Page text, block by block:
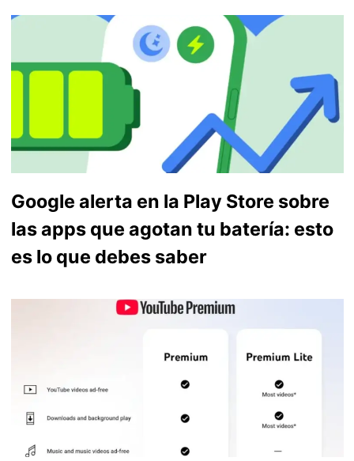
Google alerta en la Play Store sobre
las apps que agotan tu batería: esto
es lo que debes saber